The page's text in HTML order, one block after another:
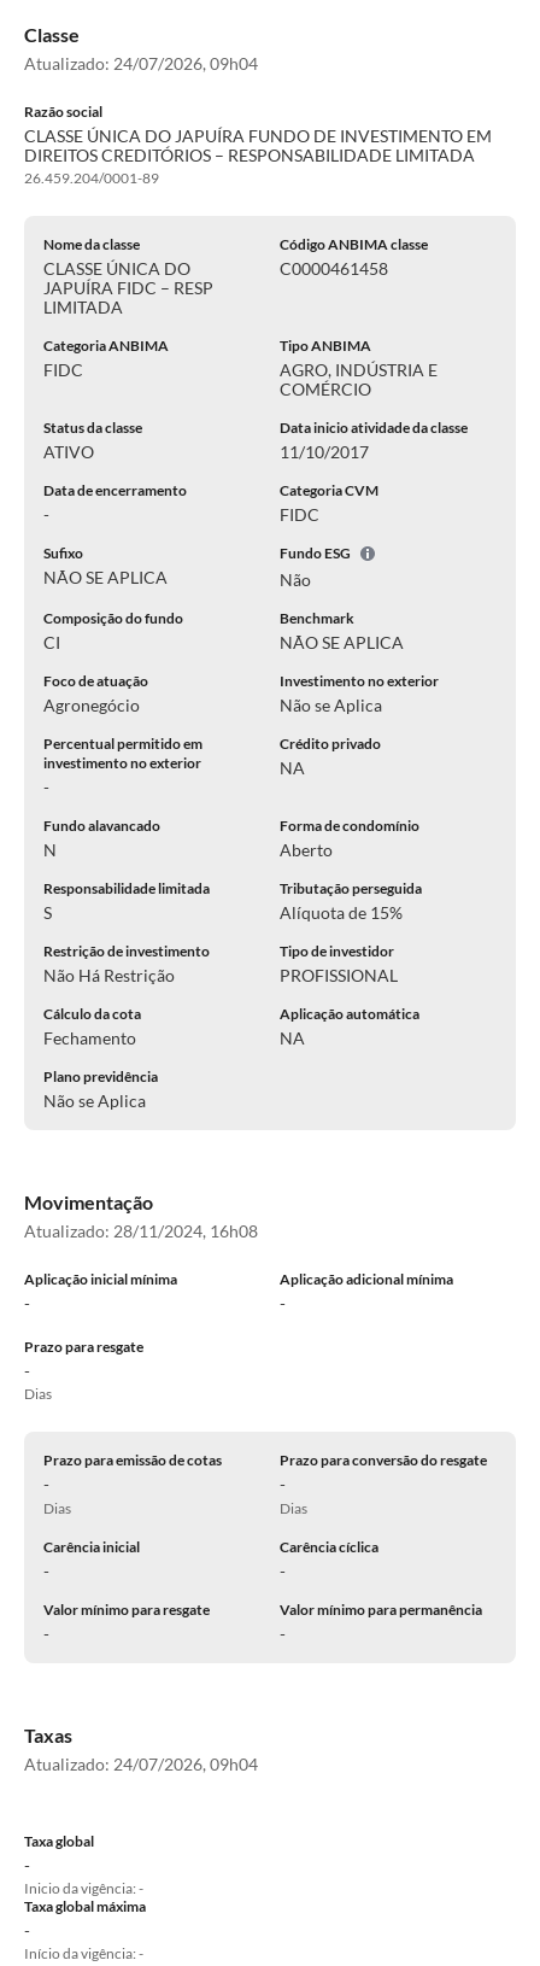
Classe
Atualizado: 24/07/2026, 09h04
Razão social
CLASSE ÚNICA DO JAPUÍRA FUNDO DE INVESTIMENTO EM
DIREITOS CREDITÓRIOS – RESPONSABILIDADE LIMITADA
26.459.204/0001-89
Nome da classe
CLASSE ÚNICA DO
JAPUÍRA FIDC – RESP
LIMITADA
Código ANBIMA classe
C0000461458
Categoria ANBIMA
FIDC
Tipo ANBIMA
AGRO, INDÚSTRIA E
COMÉRCIO
Status da classe
ATIVO
Data inicio atividade da classe
11/10/2017
Data de encerramento
-
Categoria CVM
FIDC
Sufixo
NÃO SE APLICA
Fundo ESG
Não
Composição do fundo
CI
Benchmark
NÃO SE APLICA
Foco de atuação
Agronegócio
Investimento no exterior
Não se Aplica
Percentual permitido em
investimento no exterior
-
Crédito privado
NA
Fundo alavancado
N
Forma de condomínio
Aberto
Responsabilidade limitada
S
Tributação perseguida
Alíquota de 15%
Restrição de investimento
Não Há Restrição
Tipo de investidor
PROFISSIONAL
Cálculo da cota
Fechamento
Aplicação automática
NA
Plano previdência
Não se Aplica
Movimentação
Atualizado: 28/11/2024, 16h08
Aplicação inicial mínima
-
Aplicação adicional mínima
-
Prazo para resgate
-
Dias
Prazo para emissão de cotas
-
Dias
Prazo para conversão do resgate
-
Dias
Carência inicial
-
Carência cíclica
-
Valor mínimo para resgate
-
Valor mínimo para permanência
-
Taxas
Atualizado: 24/07/2026, 09h04
Taxa global
-
Inicio da vigência: -
Taxa global máxima
-
Início da vigência: -